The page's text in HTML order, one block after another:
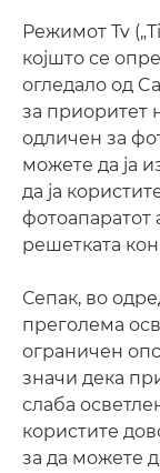
Режимот Tv
којшто се
огледало од
за приоритет
одличен за
можете да ја
да ја
фотоапаратот
решетката
Сепак, во
преголема
ограничен
значи дека
слаба
користите
за да можете